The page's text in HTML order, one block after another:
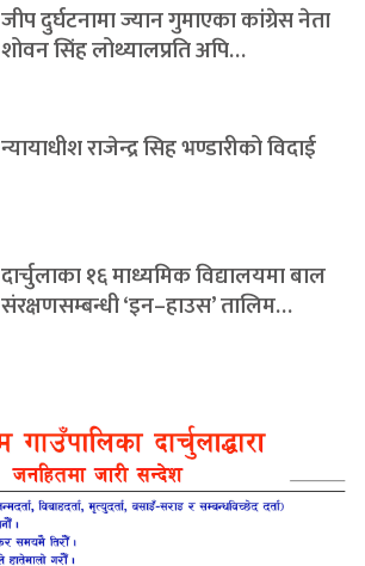
जीप दुर्घटनामा ज्यान गुमाएका कांग्रेस नेता
शोवन सिंह लोथ्यालप्रति अपि…
न्यायाधीश राजेन्द्र सिह भण्डारीको विदाई
दार्चुलाका १६ माध्यमिक विद्यालयमा बाल
संरक्षणसम्बन्धी ‘इन–हाउस’ तालिम…